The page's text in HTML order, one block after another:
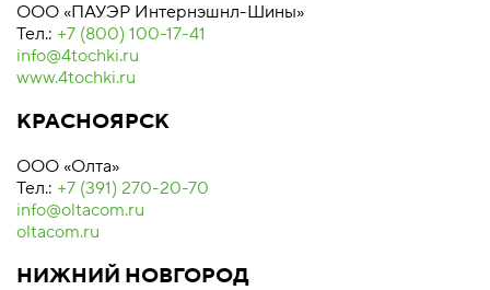
ООО «ПАУЭР Интернэшнл-Шины»
Тел.: +7 (800) 100-17-41
info@4tochki.ru
www.4tochki.ru
КРАСНОЯРСК
ООО «Олта»
Тел.: +7 (391) 270-20-70
info@oltacom.ru
oltacom.ru
НИЖНИЙ НОВГОРОД